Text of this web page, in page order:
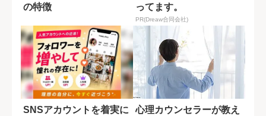
の特徴
ってます。
PR(Dreaw合同会社)
SNSアカウントを着実に
心理カウンセラーが教え